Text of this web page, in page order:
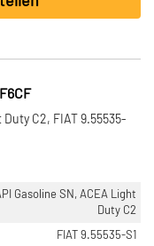
Duty C2, FIAT 9.55535-
Gasoline SN, ACEA Light
Duty C2
FIAT 9.55535-S1